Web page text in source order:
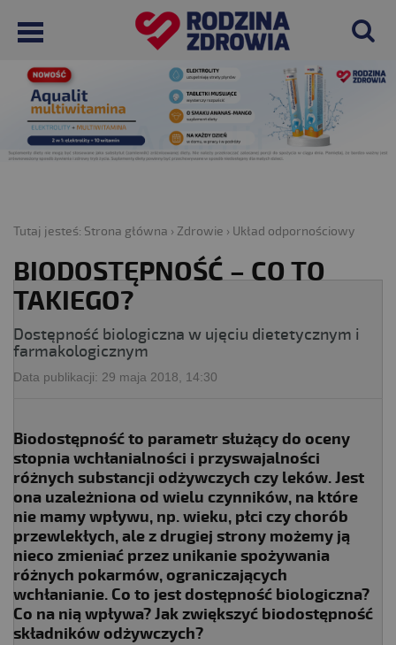
Tutaj jesteś: Strona główna › Zdrowie › Układ odpornościowy
BIODOSTĘPNOŚĆ – CO TO
TAKIEGO?
Dostępność biologiczna w ujęciu dietetycznym i
farmakologicznym
Data publikacji: 29 maja 2018, 14:30
Biodostępność to parametr służący do oceny
stopnia wchłanialności i przyswajalności
różnych substancji odżywczych czy leków. Jest
ona uzależniona od wielu czynników, na które
nie mamy wpływu, np. wieku, płci czy chorób
przewlekłych, ale z drugiej strony możemy ją
nieco zmieniać przez unikanie spożywania
różnych pokarmów, ograniczających
wchłanianie. Co to jest dostępność biologiczna?
Co na nią wpływa? Jak zwiększyć biodostępność
składników odżywczych?